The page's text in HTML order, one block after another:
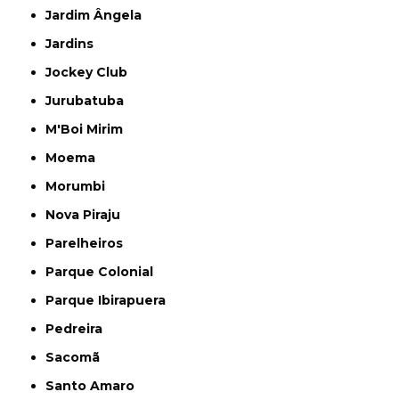
Jardim Ângela
Jardins
Jockey Club
Jurubatuba
M'Boi Mirim
Moema
Morumbi
Nova Piraju
Parelheiros
Parque Colonial
Parque Ibirapuera
Pedreira
Sacomã
Santo Amaro